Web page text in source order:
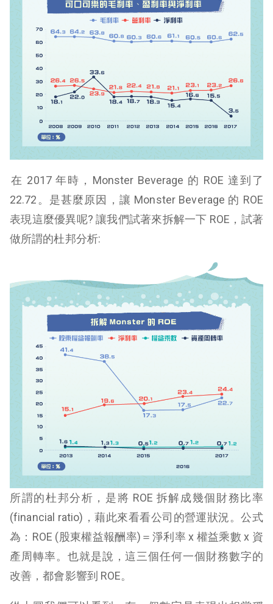
​在 2017 年時，Monster Beverage 的 ROE 達到了
22.72。是甚麼原因，讓 Monster Beverage 的 ROE
表現這麼優異呢? 讓我們試著來拆解一下 ROE，試著
做所謂的杜邦分析:
所謂的杜邦分析，是將 ROE 拆解成幾個財務比率
(financial ratio)，藉此來看看公司的營運狀況。公式
為：ROE (股東權益報酬率)＝淨利率 x 權益乘數 x 資
產周轉率。也就是說，這三個任何一個財務數字的
改善，都會影響到 ROE。